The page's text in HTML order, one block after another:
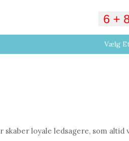
Vælg
skaber loyale ledsagere, som